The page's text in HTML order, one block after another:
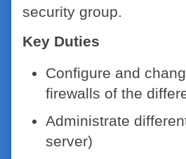
security group.
Key Duties
Configure and
firewalls of the
Administrate
server)